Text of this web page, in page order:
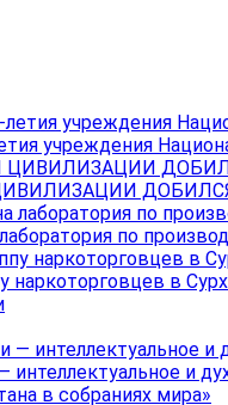
учреждения
по
наркоторговцев в
и